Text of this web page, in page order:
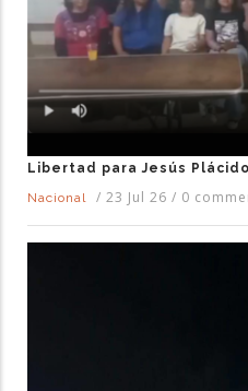
Libertad para Jesús
Nacional
/ 23 Jul 26 / 0